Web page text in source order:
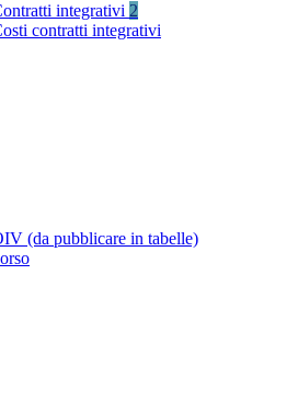
integrativi 2
contratti integrativi
(da pubblicare in tabelle)